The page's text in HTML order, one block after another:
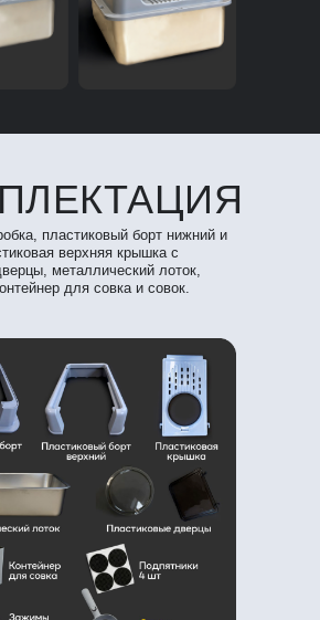
пластиковый борт нижний и
верхняя крышка с
металлический лоток,
для совка и совок.